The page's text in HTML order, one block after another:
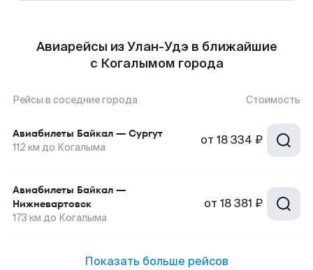
Авиарейсы из Улан-Удэ в ближайшие
с Когалымом города
Рейсы в соседние города Стоимость
Авиабилеты Байкал — Сургут
112 км до Когалыма от 18 334 ₽
Авиабилеты Байкал —
Нижневартовск
173 км до Когалыма
от 18 381 ₽
Показать больше рейсов